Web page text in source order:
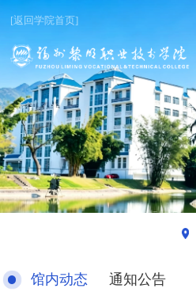
[返回学院首页]
馆内动态 通知公告